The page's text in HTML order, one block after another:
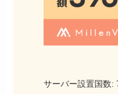
サーバー設置国数: